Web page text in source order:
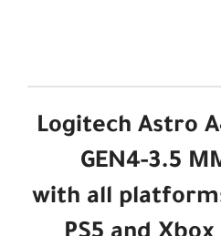
Logitech Astro
GEN4-3.5
with all